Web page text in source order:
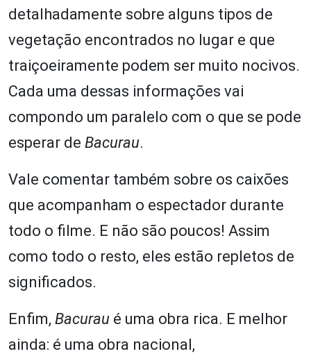
detalhadamente sobre alguns tipos de
vegetação encontrados no lugar e que
traiçoeiramente podem ser muito nocivos.
Cada uma dessas informações vai
compondo um paralelo com o que se pode
esperar de Bacurau.
Vale comentar também sobre os caixões
que acompanham o espectador durante
todo o filme. E não são poucos! Assim
como todo o resto, eles estão repletos de
significados.
Enfim, Bacurau é uma obra rica. E melhor
ainda: é uma obra nacional,